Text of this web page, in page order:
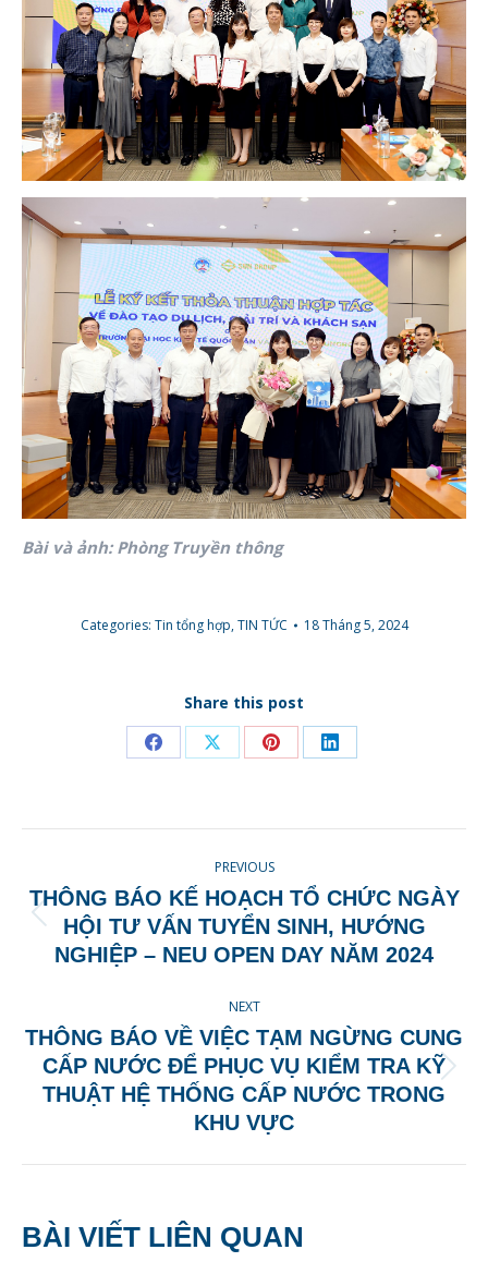
Bài và ảnh: Phòng Truyền thông
Categories: Tin tổng hợp,TIN TỨC 18 Tháng 5, 2024
Share this post
Share
Facebook
Share
X
Share
Pinterest
Share
LinkedIn
NAVIGATION
PREVIOUS
Previous
post:
THÔNG BÁO KẾ HOẠCH TỔ CHỨC NGÀY
HỘI TƯ VẤN TUYỂN SINH, HƯỚNG
NGHIỆP – NEU OPEN DAY NĂM 2024
NEXT
Next
post:
THÔNG BÁO VỀ VIỆC TẠM NGỪNG CUNG
CẤP NƯỚC ĐỂ PHỤC VỤ KIỂM TRA KỸ
THUẬT HỆ THỐNG CẤP NƯỚC TRONG
KHU VỰC
BÀI VIẾT LIÊN QUAN